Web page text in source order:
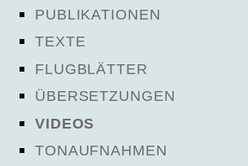
PUBLIKATIONEN
TEXTE
FLUGBLÄTTER
ÜBERSETZUNGEN
VIDEOS
TONAUFNAHMEN